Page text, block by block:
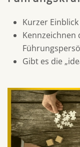
Kurzer
​Kennzeichnen
Gibt es die